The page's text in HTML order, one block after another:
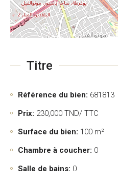
Titre
Référence du bien: 681813
Prix: 230,000 TND/ TTC
Surface du bien: 100 m²
Chambre à coucher: 0
Salle de bains: 0